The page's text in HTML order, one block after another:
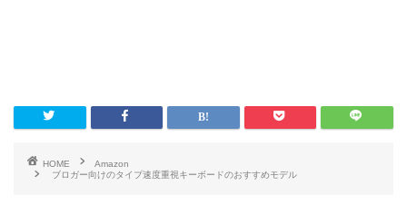
HOME
Amazon
ブロガー向けのタイプ速度重視キーボードのおすすめモデル